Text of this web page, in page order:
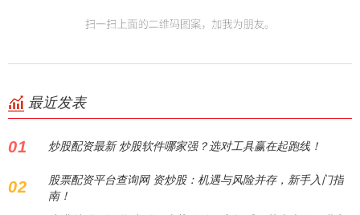
最近发表
01 炒股配资最新 炒股软件哪家强？选对工具赢在起跑线！
02
股票配资平台查询网 资炒股：机遇与风险并存，新手入门指
南！